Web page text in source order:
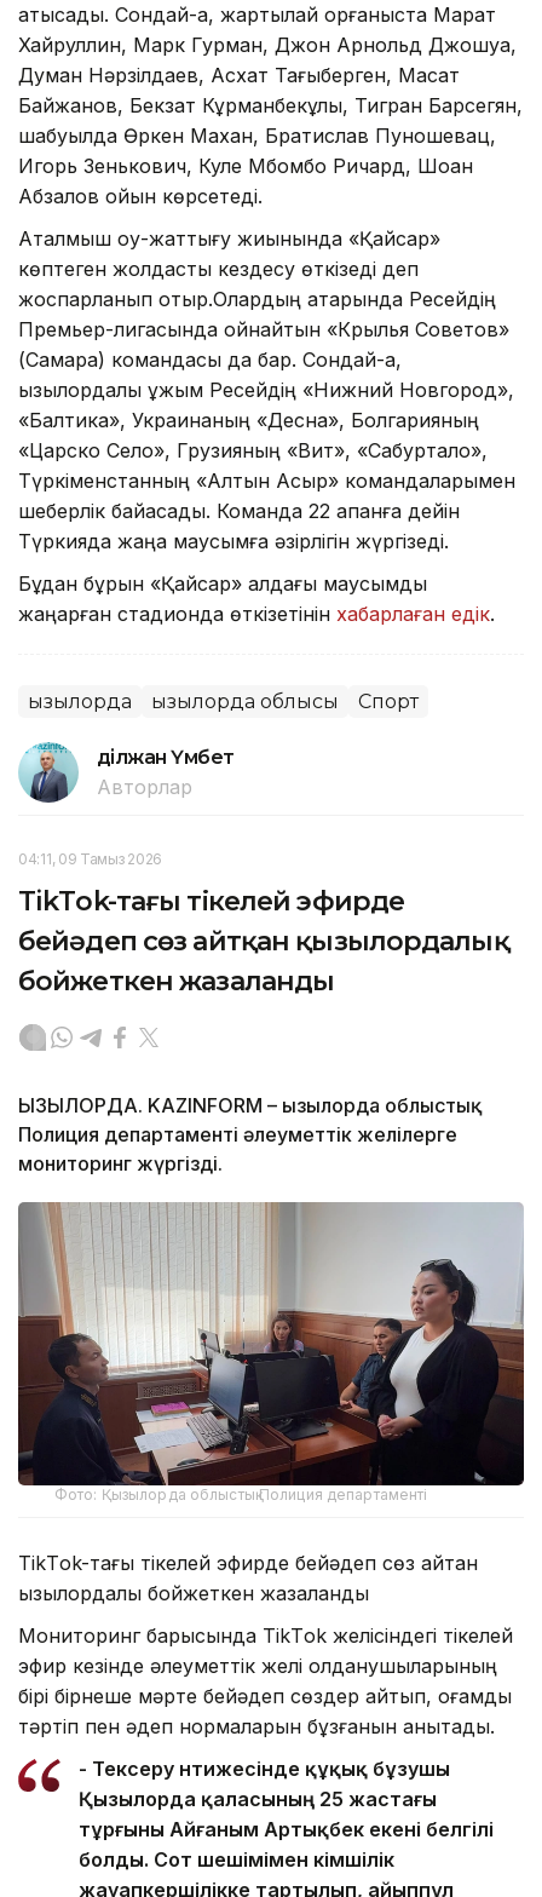
қатысады. Сондай-ақ, жартылай қорғаныста Марат
Хайруллин, Марк Гурман, Джон Арнольд Джошуа,
Думан Нәрзiлдаев, Асхат Тағыберген, Мақсат
Байжанов, Бекзат Кұрманбекұлы, Тигран Барсегян,
шабуылда Өркен Махан, Братислав Пуношевац,
Игорь Зенькович, Куле Мбомбо Ричард, Шоқан
Абзалов ойын көрсетеді.
Аталмыш оқу-жаттығу жиынында «Қайсар»
көптеген жолдастық кездесу өткізеді деп
жоспарланып отыр.Олардың қатарында Ресейдің
Премьер-лигасында ойнайтын «Крылья Советов»
(Самара) командасы да бар. Сондай-ақ,
қызылордалық ұжым Ресейдің «Нижний Новгород»,
«Балтика», Украинаның «Десна», Болгарияның
«Царско Село», Грузияның «Вит», «Сабуртало»,
Түркіменстанның «Алтын Асыр» командаларымен
шеберлік байқасады. Команда 22 ақпанға дейін
Түркияда жаңа маусымға әзірлігін жүргізеді.
Бұдан бұрын «Қайсар» алдағы маусымды
жаңарған стадионда өткізетінін хабарлаған едік.
Қызылорда Қызылорда облысы Спорт
Әділжан Үмбет
Авторлар
04:11, 09 Тамыз 2026
TikТok-тағы тікелей эфирде
бейәдеп сөз айтқан қызылордалық
бойжеткен жазаланды
ҚЫЗЫЛОРДА. KAZINFORM – Қызылорда облыстық
Полиция департаменті әлеуметтік желілерге
мониторинг жүргізді.
Фото: Қызылорда облыстық Полиция департаменті
TikТok-тағы тікелей эфирде бейәдеп сөз айтқан
қызылордалық бойжеткен жазаланды
Мониторинг барысында TikТok желісіндегі тікелей
эфир кезінде әлеуметтік желі қолданушыларының
бірі бірнеше мәрте бейәдеп сөздер айтып, қоғамдық
тәртіп пен әдеп нормаларын бұзғанын анықтады.
- Тексеру нәтижесінде құқық бұзушы
Қызылорда қаласының 25 жастағы
тұрғыны Айғаным Артықбек екені белгілі
болды. Сот шешімімен әкімшілік
жауапкершілікке тартылып, айыппұл